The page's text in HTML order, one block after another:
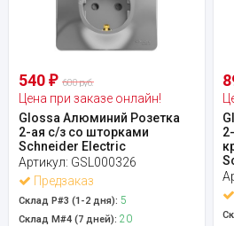
540 ₽ 600 руб.
Цена при заказе онлайн!
Glossa Алюминий Розетка
2-ая с/з со шторками
Schneider Electric
Артикул: GSL000326
Предзаказ
Склад Р#3 (1-2 дня): 5
Склад М#4 (7 дней): 20